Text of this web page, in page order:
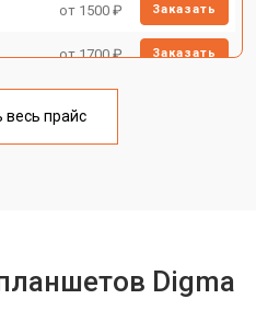
от 1500 ₽ Заказать
от 1700 ₽ Заказать
от 1750 ₽
весь прайс
Digma